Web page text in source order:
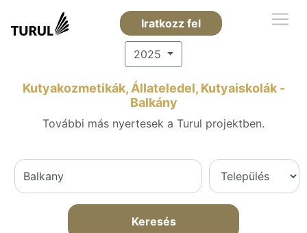
Iratkozz fel
2025
Kutyakozmetikák, Állateledel, Kutyaiskolák -
Balkány
További más nyertesek a Turul projektben.
Keresés